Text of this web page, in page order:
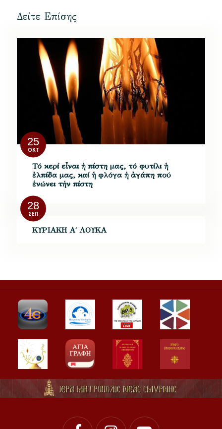
Δείτε Επίσης
25
ΟΚΤ
Τό κερί εἶναι ἡ πίστη μας, τό φυτίλι ἡ
ἐλπίδα μας, καί ἡ φλόγα ἡ ἀγάπη πού
ἑνώνει τήν πίστη
28
ΣΕΠ
ΚΥΡΙΑΚΗ Α΄ ΛΟΥΚΑ